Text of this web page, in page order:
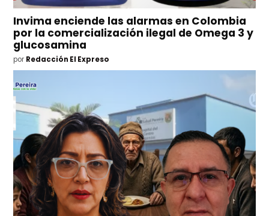
Invima enciende las alarmas en Colombia
por la comercialización ilegal de Omega 3 y
glucosamina
por Redacción El Expreso